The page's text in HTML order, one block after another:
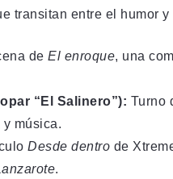
transitan entre el humor
de El enroque, una
“El Salinero”): Turno
música.
Desde dentro de
.